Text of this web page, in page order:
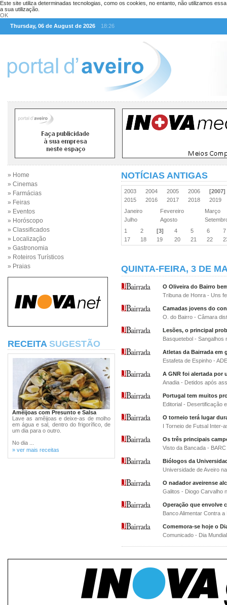
Este site utiliza determinadas tecnologias, como os cookies, no entanto, não utilizamos
a sua utilização.
OK
Thursday, 06 de August de 2026
18:26
» Home
» Cinemas
» Farmácias
» Feiras
» Eventos
» Horóscopo
» Classificados
» Localização
» Gastronomia
» Roteiros Turísticos
» Praias
RECEITA SUGESTÃO
Amêijoas com Presunto e Salsa
Lave as amêijoas e deixe-as de molho
em água e sal, dentro do frigorífico, de
um dia para o outro.
No dia ...
» ver mais receitas
NOTÍCIAS ANTIGAS
2003 2004 2005 2006
[2007]
2015
2016 2017 2018
2019
Janeiro
Fevereiro
Março
Julho
Agosto
1
2 [3] 4 5 6
17
18 19 20 21 22
QUINTA-FEIRA, 3 DE
O Oliveira do Bairro
Tribuna de Honra - Uns
Camadas jovens do
O. do Bairro - Câmara
Lesões, o principal
Basquetebol -
Atletas da Bairrada em
Estafeta de Espinho -
A GNR foi alertada por
Anadia - Detidos após
Portugal tem muitos
Editorial - Desertificação
O torneio terá lugar
I Torneio de Futsal Inter-
Os três principais
Visto da Bancada -
Biólogos da
Universidade de Aveiro
O nadador aveirense
Galitos - Diogo Carvalho
Operação que envolve
Banco Alimentar Contra
Comemora-se hoje o
Comunicado - Dia